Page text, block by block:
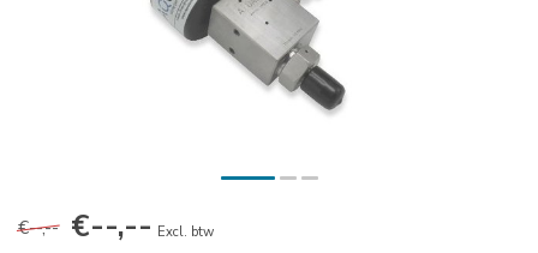
€--,-- €--,-- Excl. btw